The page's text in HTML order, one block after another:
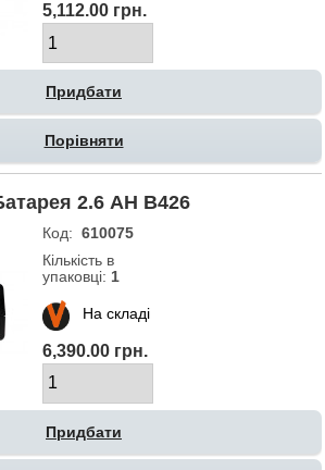
5,112.00 грн.
Порівняти
2.6 AH B426
Код: 610075
Кількість в
упаковці: 1
На складі
6,390.00 грн.